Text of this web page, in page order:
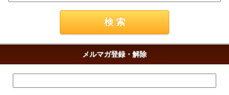
メルマガ登録・解除